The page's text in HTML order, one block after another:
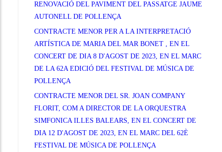
RENOVACIÓ DEL PAVIMENT DEL PASSATGE JAUME
AUTONELL DE POLLENÇA
CONTRACTE MENOR PER A LA INTERPRETACIÓ
ARTÍSTICA DE MARIA DEL MAR BONET , EN EL
CONCERT DE DIA 8 D'AGOST DE 2023, EN EL MARC
DE LA 62A EDICIÓ DEL FESTIVAL DE MÚSICA DE
POLLENÇA
CONTRACTE MENOR DEL SR. JOAN COMPANY
FLORIT, COM A DIRECTOR DE LA ORQUESTRA
SIMFONICA ILLES BALEARS, EN EL CONCERT DE
DIA 12 D'AGOST DE 2023, EN EL MARC DEL 62È
FESTIVAL DE MÚSICA DE POLLENÇA